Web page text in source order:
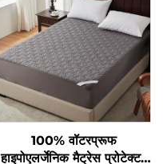
100% वॉटरप्रूफ
हाइपोएलर्जेनिक मैट्रेस प्रोटेक्टर